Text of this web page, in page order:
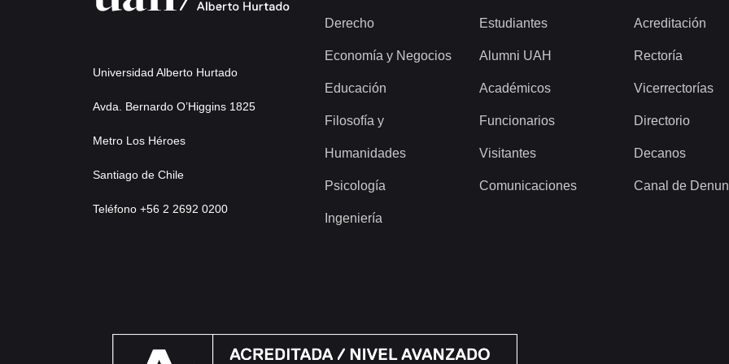
Universidad Alberto Hurtado
Avda. Bernardo O’Higgins 1825
Metro Los Héroes
Santiago de Chile
Teléfono +56 2 2692 0200
Derecho
Economía y Negocios
Educación
Filosofía y
Humanidades
Psicología
Ingeniería
Estudiantes
Alumni UAH
Académicos
Funcionarios
Visitantes
Comunicaciones
Acreditación
Rectoría
Vicerrectorías
Directorio
Decanos
Canal de